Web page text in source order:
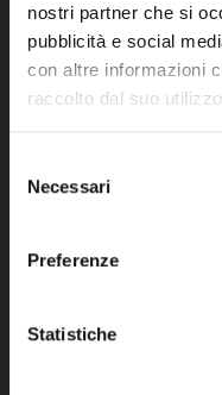
nostri partner che si
pubblicità e social
con altre informazioni
raccolto dal suo
delNecessari
Preferenze
Statistiche